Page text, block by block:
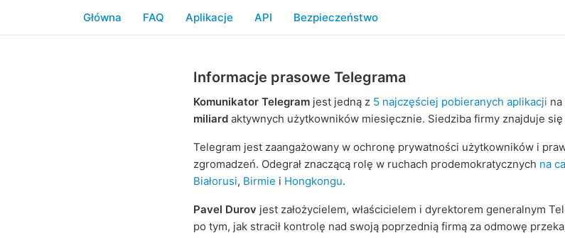
Główna FAQ Aplikacje API Bezpieczeństwo
Informacje prasowe Telegrama
Komunikator Telegram jest jedną z 5 najczęściej pobieranych aplikacji
miliard aktywnych użytkowników miesięcznie. Siedziba firmy znajduje
Telegram jest zaangażowany w ochronę prywatności użytkowników i
zgromadzeń. Odegrał znaczącą rolę w ruchach prodemokratycznych na
Białorusi, Birmie i Hongkongu.
Pavel Durov jest założycielem, właścicielem i dyrektorem generalnym
po tym, jak stracił kontrolę nad swoją poprzednią firmą za odmowę